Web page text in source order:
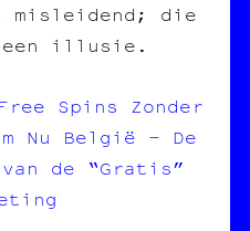
misleidend; die
illusie.
Spins Zonder
Nu België – De
van de “Gratis”